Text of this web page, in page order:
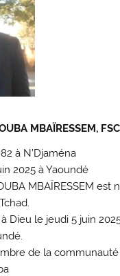
MBAÏRESSEM, FSC
à N’Djaména
2025 à Yaoundé
MBAÏRESSEM est
Dieu le jeudi 5 juin
de la